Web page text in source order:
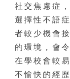
社交焦慮症
選擇性不語
者較少機會
的環境，會
在學校會較
不愉快的經